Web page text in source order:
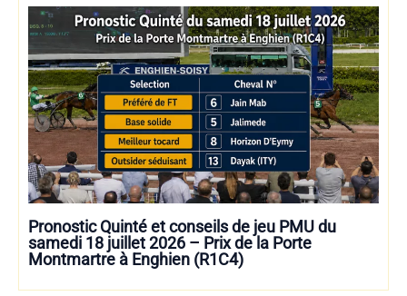
Pronostic Quinté et conseils de jeu PMU du
samedi 18 juillet 2026 – Prix de la Porte
Montmartre à Enghien (R1C4)